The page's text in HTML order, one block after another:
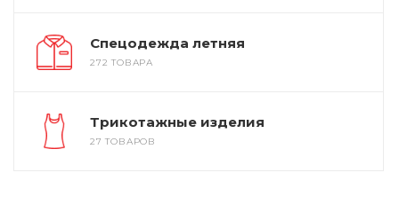
Спецодежда летняя
272 ТОВАРА
Трикотажные изделия
27 ТОВАРОВ